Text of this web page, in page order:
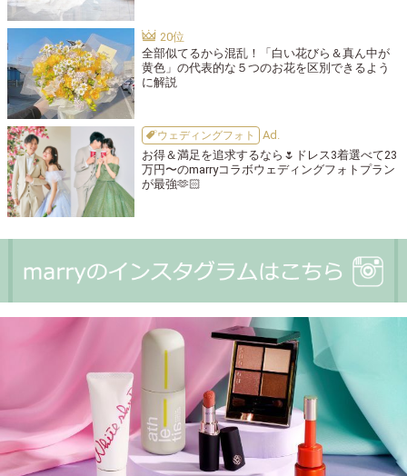
全部似てるから混乱！「白い花びら＆真ん中が
黄色」の代表的な５つのお花を区別できるよう
に解説
ウェディングフォト
お得＆満足を追求するなら🌷ドレス3着選べて23
万円〜のmarryコラボウェディングフォトプラン
が最強🫶🏻